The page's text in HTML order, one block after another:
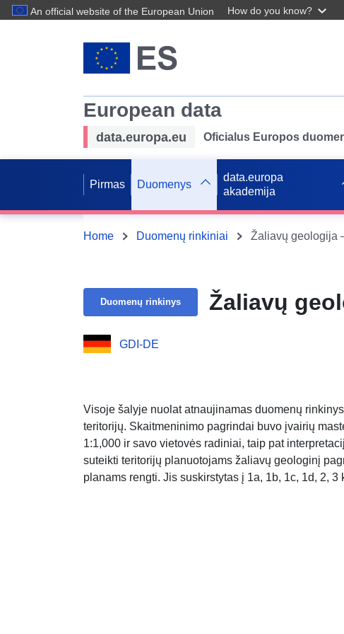
An official website of the European Union How do you know?
European data
data.europa.eu Oficialus Europos
Pirmas Duomenys
data.europa
akademija
Home Duomenų rinkiniai Žaliavų geologija
Duomenų rinkinys Žaliavų
GDI-DE
Visoje šalyje nuolat atnaujinamas duomenų
teritorijų. Skaitmeninimo pagrindai buvo įvairių
1:1,000 ir savo vietovės radiniai, taip pat
suteikti teritorijų planuotojams žaliavų geologinį
planams rengti. Jis suskirstytas į 1a, 1b, 1c, 1d, 2,